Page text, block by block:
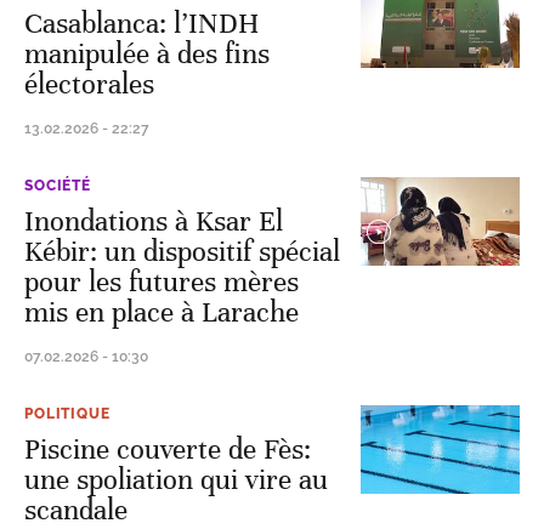
Casablanca: l’INDH
manipulée à des fins
électorales
13.02.2026 - 22:27
SOCIÉTÉ
Inondations à Ksar El
Kébir: un dispositif spécial
pour les futures mères
mis en place à Larache
07.02.2026 - 10:30
POLITIQUE
Piscine couverte de Fès:
une spoliation qui vire au
scandale